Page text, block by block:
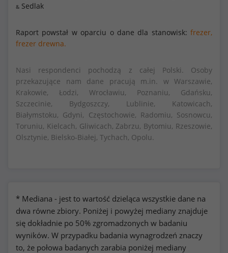
& Sedlak
Raport powstał w oparciu o dane dla stanowisk: frezer,
frezer drewna.
Nasi respondenci pochodzą z całej Polski. Osoby
przekazujące nam dane pracują m.in. w Warszawie,
Krakowie, Łodzi, Wrocławiu, Poznaniu, Gdańsku,
Szczecinie, Bydgoszczy, Lublinie, Katowicach,
Białymstoku, Gdyni, Częstochowie, Radomiu, Sosnowcu,
Toruniu, Kielcach, Gliwicach, Zabrzu, Bytomiu, Rzeszowie,
Olsztynie, Bielsko-Białej, Tychach, Opolu.
* Mediana - jest to wartość dzieląca wszystkie dane na
dwa równe zbiory. Poniżej i powyżej mediany znajduje
się dokładnie po 50% zgromadzonych w badaniu
wyników. W przypadku badania wynagrodzeń znaczy
to, że połowa badanych zarabia poniżej mediany